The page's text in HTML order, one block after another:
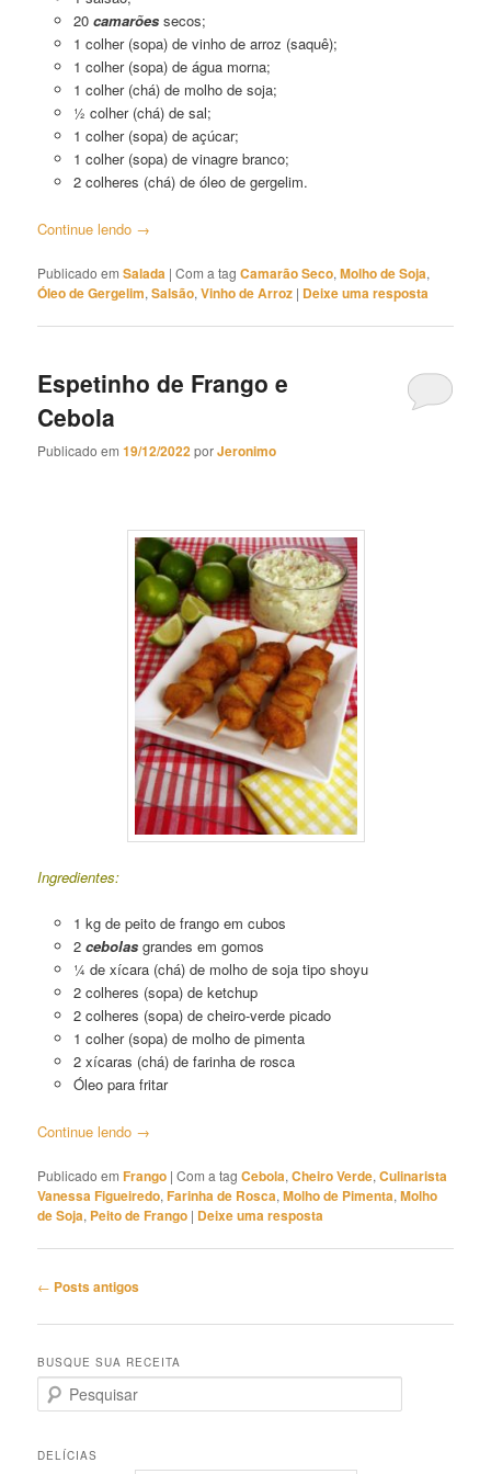
20 camarões secos;
1 colher (sopa) de vinho de arroz (saquê);
1 colher (sopa) de água morna;
1 colher (chá) de molho de soja;
½ colher (chá) de sal;
1 colher (sopa) de açúcar;
1 colher (sopa) de vinagre branco;
2 colheres (chá) de óleo de gergelim.
Continue lendo →
Publicado em Salada |Com a tagCamarão Seco,Molho de Soja,
Óleo de Gergelim,Salsão,Vinho de Arroz | Deixe uma resposta
Espetinho de Frango e
Cebola
Publicado em19/12/2022porJeronimo
Ingredientes:
1 kg de peito de frango em cubos
2 cebolasgrandes em gomos
¼ de xícara (chá) de molho de soja tipo shoyu
2 colheres (sopa) de ketchup
2 colheres (sopa) de cheiro-verde picado
1 colher (sopa) de molho de pimenta
2 xícaras (chá) de farinha de rosca
Óleo para fritar
Continue lendo →
Publicado em Frango |Com a tagCebola,Cheiro Verde,Culinarista
Vanessa Figueiredo,Farinha de Rosca,Molho de Pimenta,Molho
de Soja, Peito de Frango | Deixe uma resposta
Navegação
posts
← Posts antigos
BUSQUE SUA RECEITA
e
q
DELÍCIAS